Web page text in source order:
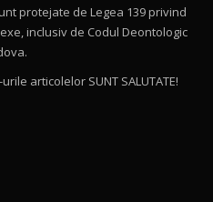
Test Drive AutoBlog.MD
cu luxul / AutoBlog.MD
lumea să se întoarcă după el
protejate de Legea 139 privind
inclusiv de Codul Deontologic
articolelor SUNT SALUTATE!